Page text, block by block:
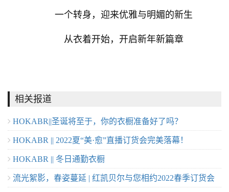
一个转身，迎来优雅与明媚的新生
从衣着开始，开启新年新篇章
相关报道
HOKABR||圣诞将至于，你的衣橱准备好了吗？
HOKABR || 2022夏“美·愈”直播订货会完美落幕！
HOKABR || 冬日通勤衣橱
流光絮影，春姿蔓延 | 红凯贝尔与您相约2022春季订货会